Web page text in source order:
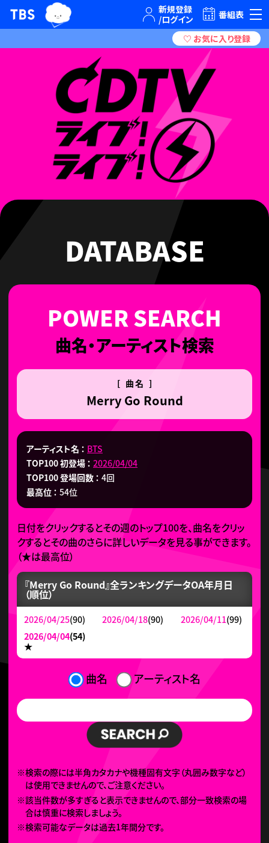
TBSテレビ｜ときめくときを。 番組表
DATABASE
曲名・アーティスト検索
[ 曲名 ]
Merry Go Round
アーティスト名
BTS
TOP100 初登場
2026/04/04
TOP100 登場回数
4回
最高位
54位
日付をクリックするとその週のトップ100を、曲名をクリッ
クするとその曲のさらに詳しいデータを見る事ができます。
（★は最高位）
『Merry Go Round』全ランキングデータOA年月日
（順位）
2026/04/25(90) 2026/04/18(90) 2026/04/11(99)
2026/04/04(54)
★
曲名 アーティスト名
※検索の際には半角カタカナや機種固有文字（丸囲み数字など）
は使用できませんので、ご注意ください。
※該当件数が多すぎると表示できませんので、部分一致検索の場
合は慎重に検索しましょう。
※検索可能なデータは過去1年間分です。